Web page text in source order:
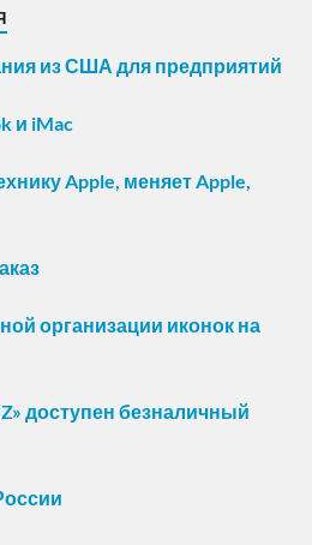
из США для предприятий
и iMac
Apple, меняет Apple,
организации иконок на
доступен безналичный